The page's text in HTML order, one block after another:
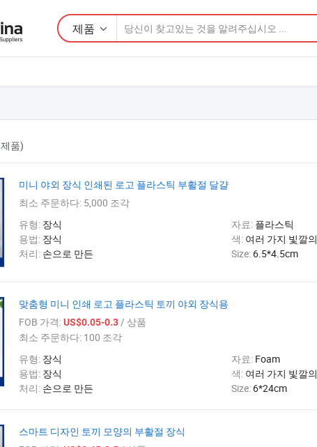
제품
제품)
미니 야외 장식 인쇄된 로고 플라스틱 부활절 달걀
최소 주문하다: 5,000 조각
유형: 장식 자료: 플라스틱
용법: 장식 색: 여러 가지 빛깔의
처리: 손으로 만든 Size: 6.5*4.5cm
맞춤형 미니 인쇄 로고 플라스틱 토끼 야외 장식용
FOB 가격:US$0.05-0.3/ 상품
최소 주문하다: 100 조각
유형: 장식 자료: Foam
용법: 장식 색: 여러 가지 빛깔의
처리: 손으로 만든 Size: 6*24cm
스마트 디자인 토끼 모양의 부활절 장식